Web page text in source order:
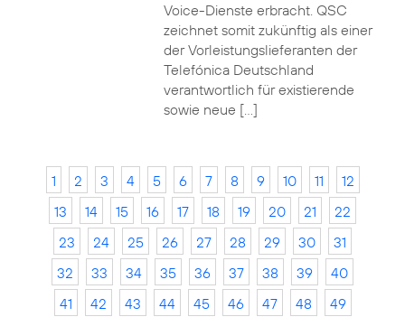
Voice-Dienste erbracht. QSC
zeichnet somit zukünftig als einer
der Vorleistungslieferanten der
Telefónica Deutschland
verantwortlich für existierende
sowie neue […]
1 2 3 4 5 6 7 8 9 10 11
12
13
14 15 16 17 18 19 20 21
22
23
24 25 26 27 28 29 30
31
32
33 34 35 36 37 38 39
40
41
42 43 44 45 46 47 48
49